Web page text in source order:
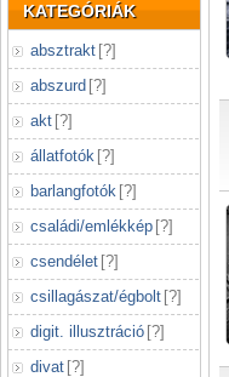
KATEGÓRIÁK
absztrakt [?]
abszurd [?]
akt [?]
állatfotók [?]
barlangfotók [?]
családi/emlékkép [?]
csendélet [?]
csillagászat/égbolt [?]
digit. illusztráció [?]
divat [?]